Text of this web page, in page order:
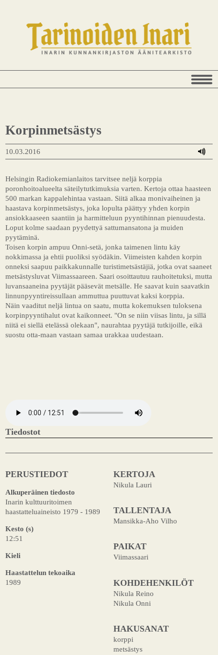
Korpinmetsästys
10.03.2016
Helsingin Radiokemianlaitos tarvitsee neljä korppia
poronhoitoalueelta säteilytutkimuksia varten. Kertoja ottaa haasteen
500 markan kappalehintaa vastaan. Siitä alkaa monivaiheinen ja
haastava korpinmetsästys, joka lopulta päättyy yhden korpin
ansiokkaaseen saantiin ja harmitteluun pyyntihinnan pienuudesta.
Loput kolme saadaan pyydettyä sattumansatona ja muiden
pyytäminä.
Toisen korpin ampuu Onni-setä, jonka taimenen lintu käy
nokkimassa ja ehtii puoliksi syödäkin. Viimeisten kahden korpin
onneksi saapuu paikkakunnalle turistimetsästäjiä, jotka ovat saaneet
metsästysluvat Viimassaareen. Saari osoittautuu rauhoitetuksi, mutta
luvansaaneina pyytäjät pääsevät metsälle. He saavat kuin saavatkin
linnunpyyntireissullaan ammuttua puuttuvat kaksi korppia.
Näin vaaditut neljä lintua on saatu, mutta kokemuksen tuloksena
korpinpyyntihalut ovat kaikonneet. "On se niin viisas lintu, ja sillä
niitä ei siellä etelässä olekaan", naurahtaa pyytäjä tutkijoille, eikä
suostu otta-maan vastaan samaa urakkaa uudestaan.
Tiedostot
PERUSTIEDOT
Alkuperäinen tiedosto
Inarin kulttuuritoimen
haastatteluaineisto 1979 - 1989
Kesto (s)
12:51
Kieli
Haastattelun tekoaika
1989
KERTOJA
Nikula Lauri
TALLENTAJA
Mansikka-Aho Vilho
PAIKAT
Viimassaari
KOHDEHENKILÖT
Nikula Reino
Nikula Onni
HAKUSANAT
korppi
metsästys